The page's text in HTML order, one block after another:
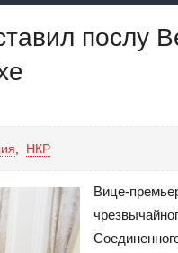
послу
НКР
Вице-